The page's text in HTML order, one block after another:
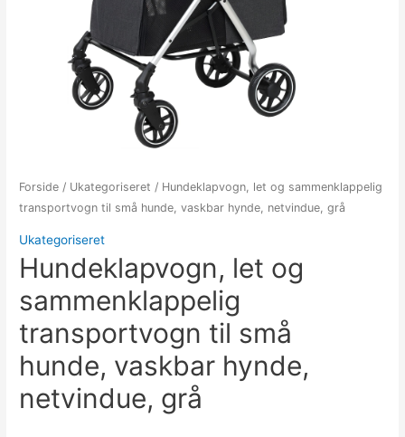
Forside / Ukategoriseret / Hundeklapvogn, let og sammenklappelig
transportvogn til små hunde, vaskbar hynde, netvindue, grå
Ukategoriseret
Hundeklapvogn, let og
sammenklappelig
transportvogn til små
hunde, vaskbar hynde,
netvindue, grå